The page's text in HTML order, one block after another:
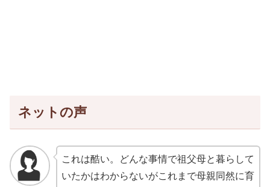
ネットの声
これは酷い。どんな事情で祖父母と暮らして
いたかはわからないがこれまで母親同然に育